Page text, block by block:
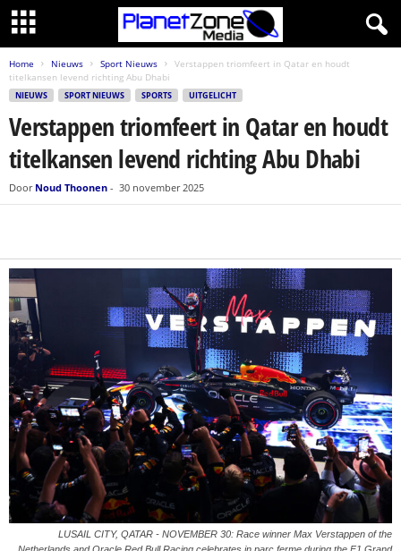
Home Nieuws Sport Nieuws
Verstappen triomfeert in Qatar en houdt
titelkansen levend richting Abu Dhabi
NIEUWS SPORT NIEUWS SPORTS UITGELICHT
Verstappen triomfeert in Qatar en houdt
titelkansen levend richting Abu Dhabi
Door Noud Thoonen - 30 november 2025
LUSAIL CITY, QATAR - NOVEMBER 30: Race winner Max Verstappen of the